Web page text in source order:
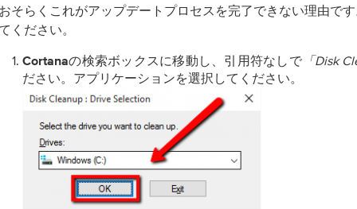
そらくこれがアップデートプロセスを完了できない理由で
ください。
Cortanaの検索ボックスに移動し、引用符なしで「Disk
ださい。アプリケーションを選択してください。